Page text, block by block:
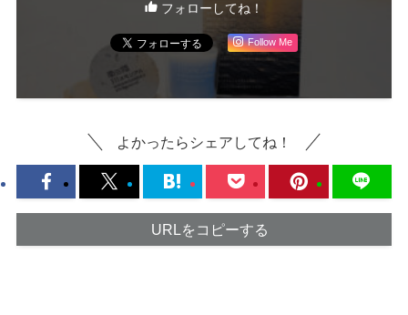
フォローしてね！
Follow Me
よかったらシェアしてね！
URLをコピーする